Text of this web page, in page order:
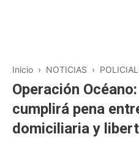
Inicio › NOTICIAS ›
Operación
cumplirá pena
domiciliaria y